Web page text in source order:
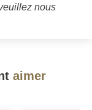
nous
aimer